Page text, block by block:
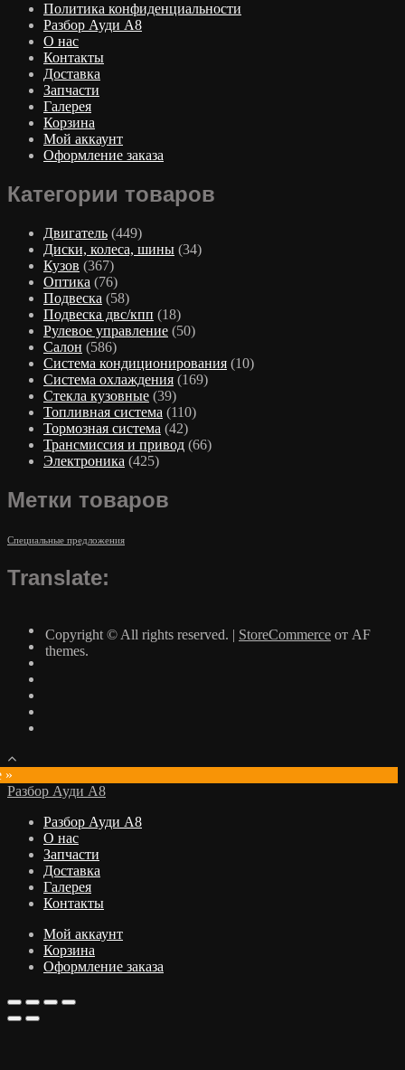
Политика конфиденциальности
Разбор Ауди А8
О нас
Контакты
Доставка
Запчасти
Галерея
Корзина
Мой аккаунт
Оформление заказа
Категории товаров
Двигатель (449)
Диски, колеса, шины (34)
Кузов (367)
Оптика (76)
Подвеска (58)
Подвеска двс/кпп (18)
Рулевое управление (50)
Салон (586)
Система кондиционирования (10)
Система охлаждения (169)
Стекла кузовные (39)
Топливная система (110)
Тормозная система (42)
Трансмиссия и привод (66)
Электроника (425)
Метки товаров
Специальные предложения
Translate:
Copyright © All rights reserved. | StoreCommerce от AF
themes.
»
Разбор Ауди А8
Разбор Ауди А8
О нас
Запчасти
Доставка
Галерея
Контакты
Мой аккаунт
Корзина
Оформление заказа